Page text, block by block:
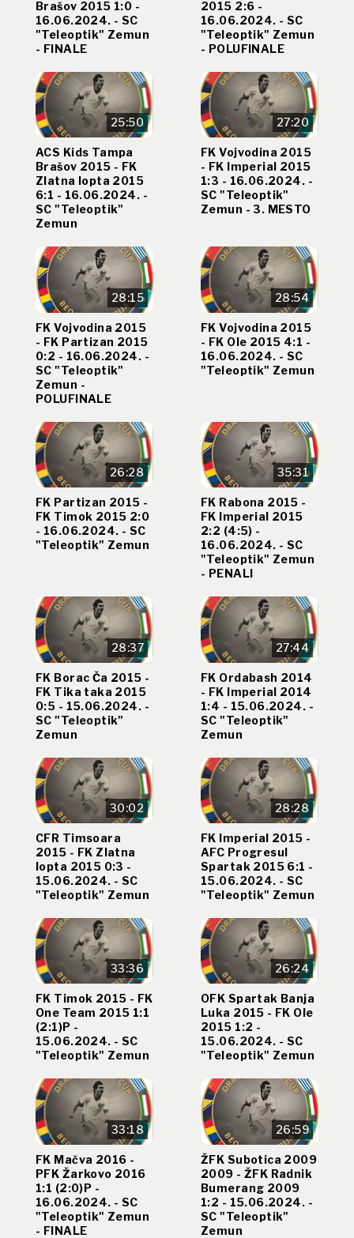
Brašov 2015 1:0 -
16.06.2024. - SC
"Teleoptik" Zemun
- FINALE
2015 2:6 -
16.06.2024. - SC
"Teleoptik" Zemun
- POLUFINALE
25:50
ACS Kids Tampa
Brašov 2015 - FK
Zlatna lopta 2015
6:1 - 16.06.2024. -
SC "Teleoptik"
Zemun
27:20
FK Vojvodina 2015
- FK Imperial 2015
1:3 - 16.06.2024. -
SC "Teleoptik"
Zemun - 3. MESTO
28:15
FK Vojvodina 2015
- FK Partizan 2015
0:2 - 16.06.2024. -
SC "Teleoptik"
Zemun -
POLUFINALE
28:54
FK Vojvodina 2015
- FK Ole 2015 4:1 -
16.06.2024. - SC
"Teleoptik" Zemun
26:28
FK Partizan 2015 -
FK Timok 2015 2:0
- 16.06.2024. - SC
"Teleoptik" Zemun
35:31
FK Rabona 2015 -
FK Imperial 2015
2:2 (4:5) -
16.06.2024. - SC
"Teleoptik" Zemun
- PENALI
28:37
FK Borac Ča 2015 -
FK Tika taka 2015
0:5 - 15.06.2024. -
SC "Teleoptik"
Zemun
27:44
FK Ordabash 2014
- FK Imperial 2014
1:4 - 15.06.2024. -
SC "Teleoptik"
Zemun
30:02
CFR Timsoara
2015 - FK Zlatna
lopta 2015 0:3 -
15.06.2024. - SC
"Teleoptik" Zemun
28:28
FK Imperial 2015 -
AFC Progresul
Spartak 2015 6:1 -
15.06.2024. - SC
"Teleoptik" Zemun
33:36
FK Timok 2015 - FK
One Team 2015 1:1
(2:1)P -
15.06.2024. - SC
"Teleoptik" Zemun
26:24
OFK Spartak Banja
Luka 2015 - FK Ole
2015 1:2 -
15.06.2024. - SC
"Teleoptik" Zemun
33:18
FK Mačva 2016 -
PFK Žarkovo 2016
1:1 (2:0)P -
16.06.2024. - SC
"Teleoptik" Zemun
- FINALE
26:59
ŽFK Subotica 2009
2009 - ŽFK Radnik
Bumerang 2009
1:2 - 15.06.2024. -
SC "Teleoptik"
Zemun